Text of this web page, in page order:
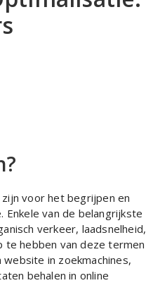
voor het begrijpen en
van de belangrijkste
verkeer, laadsnelheid,
te hebben van deze termen
in zoekmachines,
behalen in online